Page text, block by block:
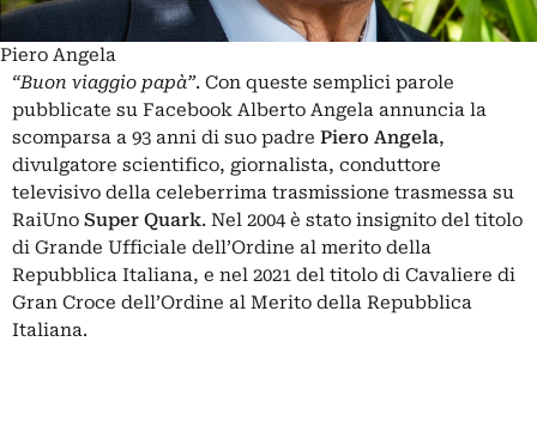
Piero Angela
“Buon viaggio papà”. Con queste semplici parole
pubblicate su Facebook Alberto Angela annuncia la
scomparsa a 93 anni di suo padre Piero Angela,
divulgatore scientifico, giornalista, conduttore
televisivo della celeberrima trasmissione trasmessa su
RaiUno Super Quark. Nel 2004 è stato insignito del titolo
di Grande Ufficiale dell’Ordine al merito della
Repubblica Italiana, e nel 2021 del titolo di Cavaliere di
Gran Croce dell’Ordine al Merito della Repubblica
Italiana.